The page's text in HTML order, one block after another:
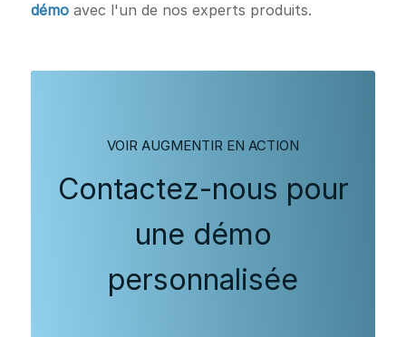
démoavec l'un de nos experts produits.
VOIR AUGMENTIR EN ACTION
Contactez-nous pour
une démo
personnalisée